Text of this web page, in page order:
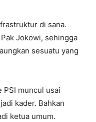
di sana.
Jokowi, sehingga
sesuatu yang
PSI muncul usai
kader. Bahkan
ketua umum.